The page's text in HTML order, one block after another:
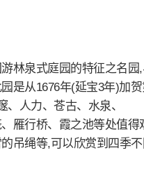
林泉式庭园的特征之名园,
是从1676年(延宝3年)加
人力、苍古、水泉、
雁行桥、霞之池等处值得
吊绳等,可以欣赏到四季不